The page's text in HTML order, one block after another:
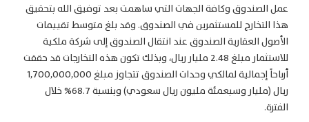
عمل الصندوق وكافة الجهات التي ساهمت بعد توفيق الله بتحقيق
هذا التخارج للمستثمرين في الصندوق. وقد بلغ متوسط تقييمات
الأصول العقارية الصندوق عند انتقال الصندوق إلى شركة ملكية
للاستثمار مبلغ 2.48 مليار ريال، وبذلك تكون هذه التخارجات قد حققت
أرباحاً إجمالية لمالكي وحدات الصندوق تتجاوز مبلغ 1,700,000,000
ريال (مليار وسبعمئة مليون ريال سعودي) وبنسبة 68.7% خلال
الفترة.